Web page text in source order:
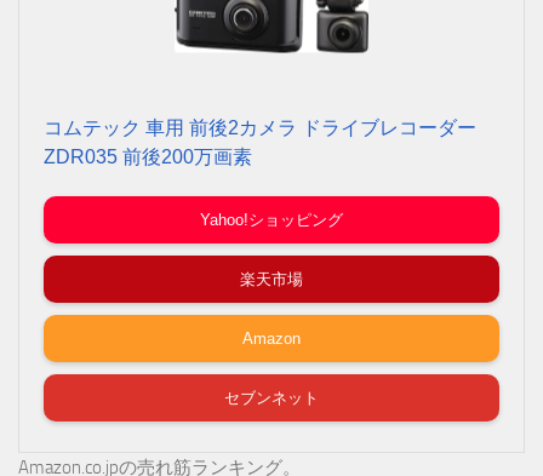
コムテック 車用 前後2カメラ ドライブレコーダー
ZDR035 前後200万画素
Yahoo!ショッピング
楽天市場
Amazon
セブンネット
Amazon.co.jpの売れ筋ランキング。